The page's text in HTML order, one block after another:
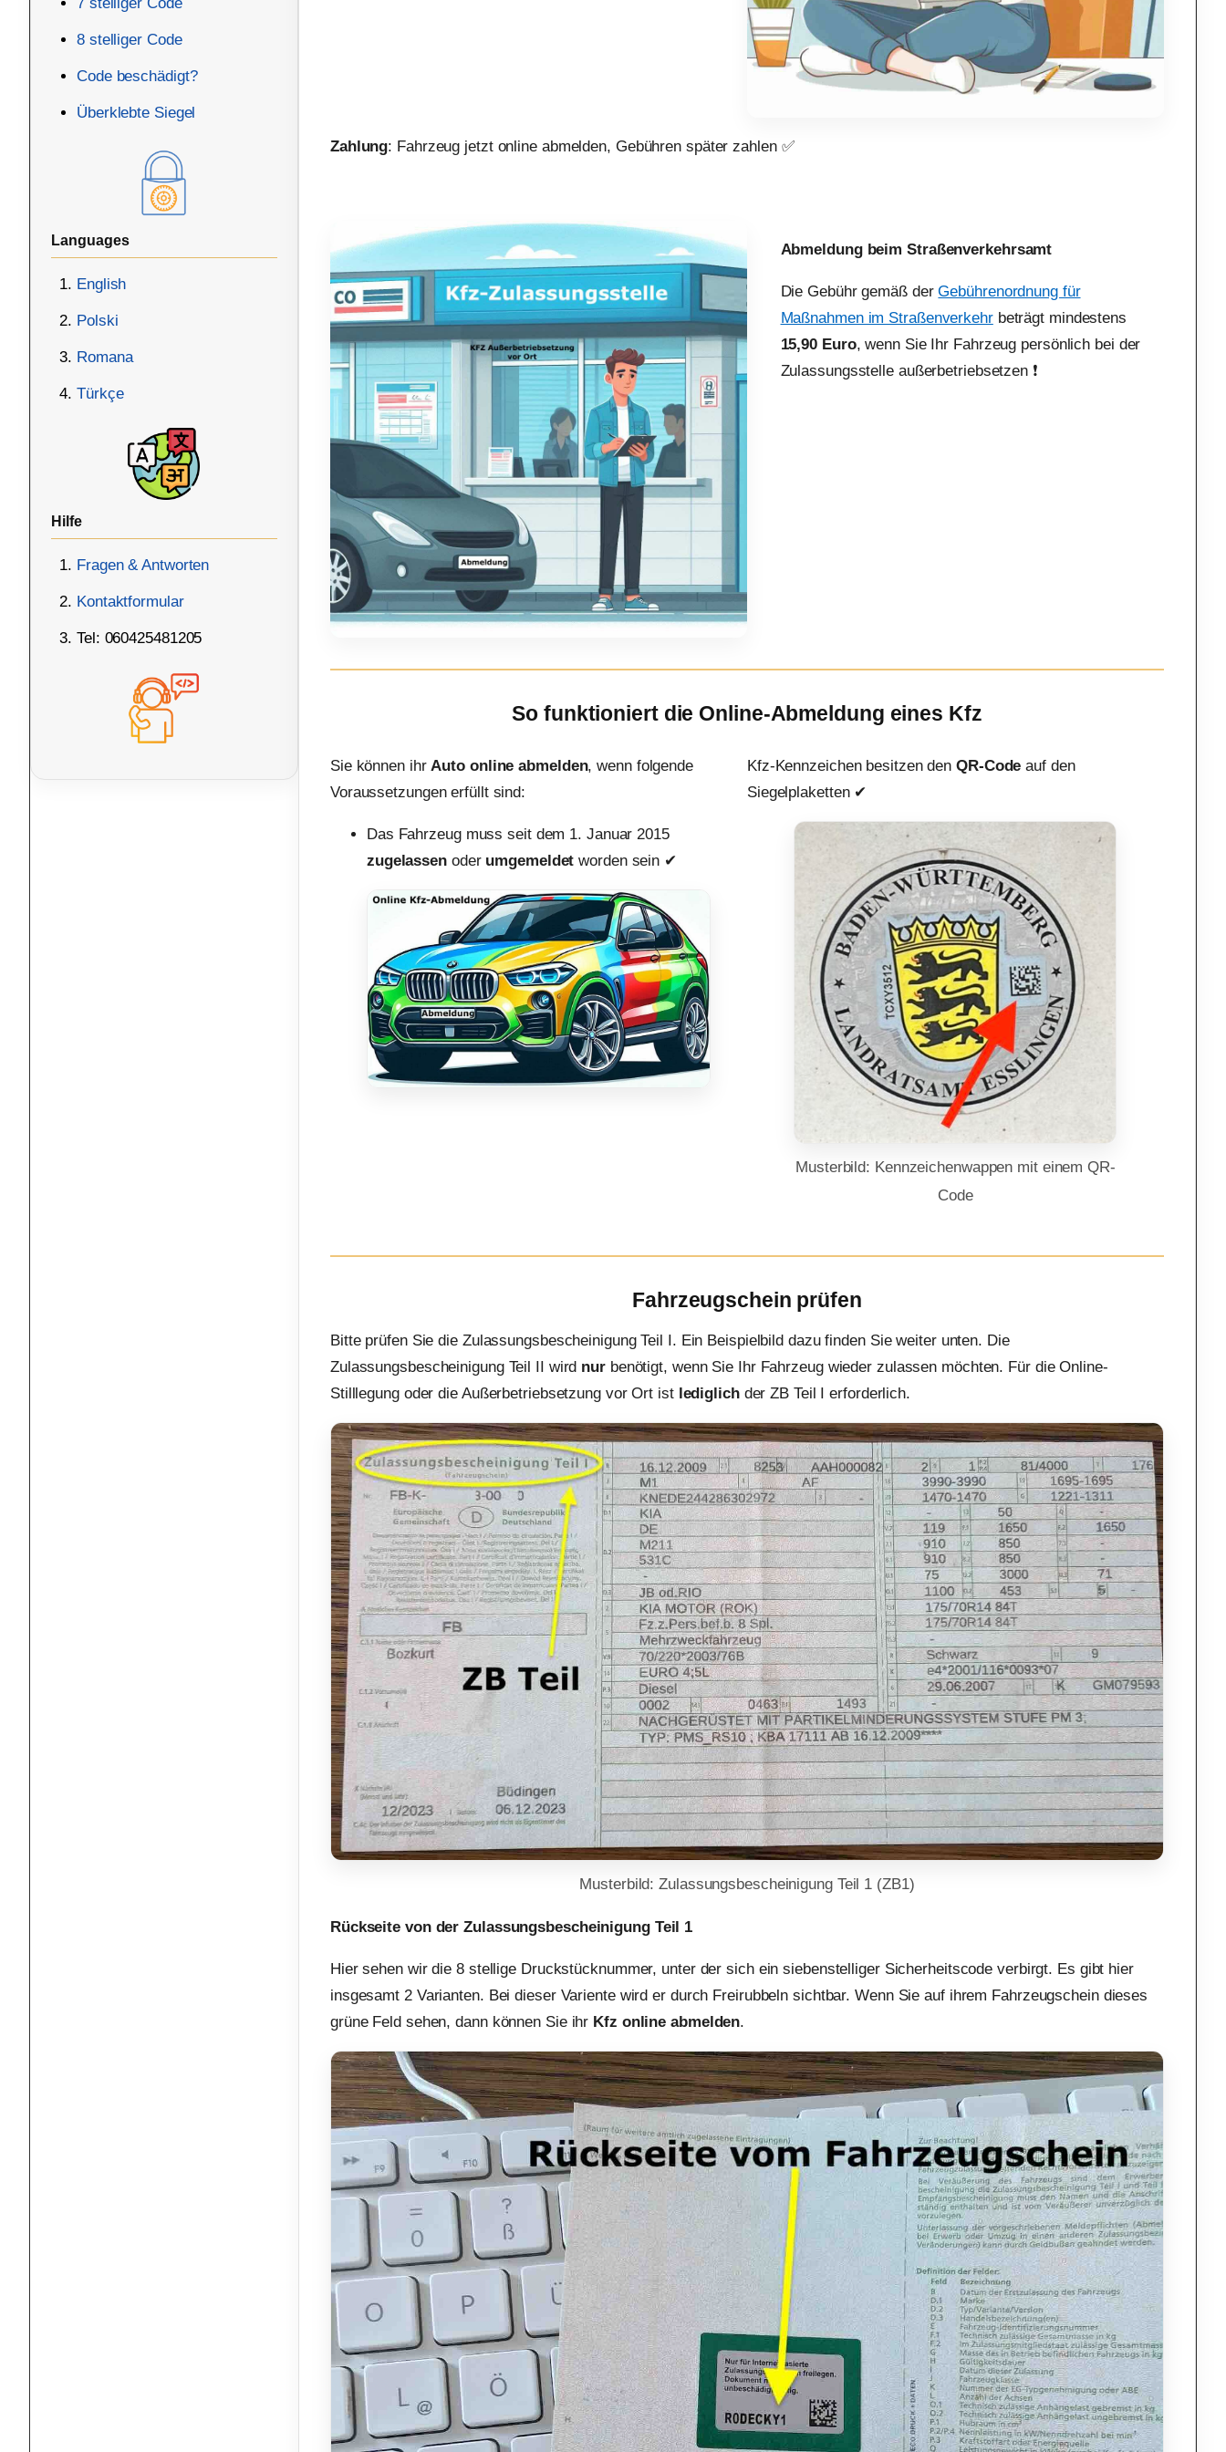
8 stelliger Code
Code beschädigt?
Überklebte Siegel
Languages
English
Polski
Romana
Türkçe
Hilfe
Fragen & Antworten
Kontaktformular
Tel: 060425481205
Zahlung: Fahrzeug jetzt online abmelden, Gebühren später zahlen ✅
Abmeldung beim Straßenverkehrsamt
Die Gebühr gemäß derGebührenordnung für
Maßnahmen im Straßenverkehrbeträgt mindestens
15,90 Euro, wenn Sie Ihr Fahrzeug persönlich bei der
Zulassungsstelle außerbetriebsetzen ❗
So funktioniert die Online-Abmeldung eines Kfz
Sie können ihrAuto online abmelden, wenn folgende
Voraussetzungen erfüllt sind:
Das Fahrzeug muss seit dem 1. Januar 2015
zugelassenoder umgemeldet worden sein ✔︎
Kfz-Kennzeichen besitzen denQR-Code auf den
Siegelplaketten ✔︎
Musterbild: Kennzeichenwappen mit einem QR-
Code
Fahrzeugschein prüfen
Bitte prüfen Sie die Zulassungsbescheinigung Teil I. Ein Beispielbild dazu finden Sie weiter unten. Die
Zulassungsbescheinigung Teil II wird nurbenötigt, wenn Sie Ihr Fahrzeug wieder zulassen möchten. Für die Online-
Stilllegung oder die Außerbetriebsetzung vor Ort ist lediglichder ZB Teil I erforderlich.
Musterbild: Zulassungsbescheinigung Teil 1 (ZB1)
Rückseite von der Zulassungsbescheinigung Teil 1
Hier sehen wir die 8 stellige Druckstücknummer, unter der sich ein siebenstelliger Sicherheitscode verbirgt. Es gibt hier
insgesamt 2 Varianten. Bei dieser Variente wird er durch Freirubbeln sichtbar. Wenn Sie auf ihrem Fahrzeugschein dieses
grüne Feld sehen, dann können Sie ihr Kfz online abmelden.